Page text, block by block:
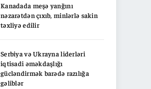
Kanadada meşə yanğını
nəzarətdən çıxıb, minlərlə sakin
təxliyə edilir
Serbiya və Ukrayna liderləri
iqtisadi əməkdaşlığı
gücləndirmək barədə razılığa
gəliblər